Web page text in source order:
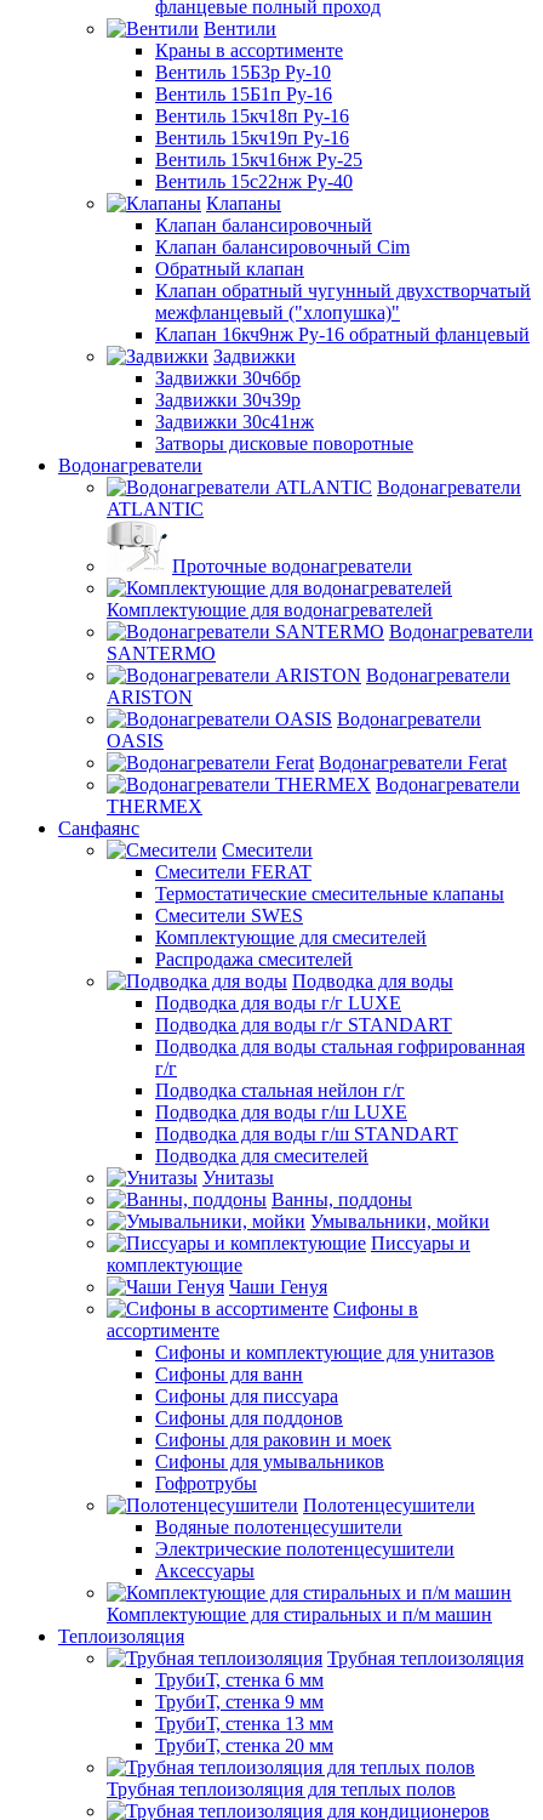
фланцевые полный проход
Вентили
Краны в ассортименте
Вентиль 15Б3р Ру-10
Вентиль 15Б1п Ру-16
Вентиль 15кч18п Ру-16
Вентиль 15кч19п Ру-16
Вентиль 15кч16нж Ру-25
Вентиль 15с22нж Ру-40
Клапаны
Клапан балансировочный
Клапан балансировочный Cim
Обратный клапан
Клапан обратный чугунный двухстворчатый
межфланцевый ("хлопушка)"
Клапан 16кч9нж Ру-16 обратный фланцевый
Задвижки
Задвижки 30ч6бр
Задвижки 30ч39р
Задвижки 30с41нж
Затворы дисковые поворотные
Водонагреватели
Водонагреватели
ATLANTIC
Проточные водонагреватели
Комплектующие для водонагревателей
Водонагреватели
SANTERMO
Водонагреватели
ARISTON
Водонагреватели
OASIS
Водонагреватели Ferat
Водонагреватели
THERMEX
Санфаянс
Смесители
Смесители FERAT
Термостатические смесительные клапаны
Смесители SWES
Комплектующие для смесителей
Распродажа смесителей
Подводка для воды
Подводка для воды г/г LUXE
Подводка для воды г/г STANDART
Подводка для воды стальная гофрированная
г/г
Подводка стальная нейлон г/г
Подводка для воды г/ш LUXE
Подводка для воды г/ш STANDART
Подводка для смесителей
Унитазы
Ванны, поддоны
Умывальники, мойки
Писсуары и
комплектующие
Чаши Генуя
Сифоны в
ассортименте
Сифоны и комплектующие для унитазов
Сифоны для ванн
Сифоны для писсуара
Сифоны для поддонов
Сифоны для раковин и моек
Сифоны для умывальников
Гофротрубы
Полотенцесушители
Водяные полотенцесушители
Электрические полотенцесушители
Аксессуары
Комплектующие для стиральных и п/м машин
Теплоизоляция
Трубная теплоизоляция
ТрубиТ, стенка 6 мм
ТрубиТ, стенка 9 мм
ТрубиТ, стенка 13 мм
ТрубиТ, стенка 20 мм
Трубная теплоизоляция для теплых полов